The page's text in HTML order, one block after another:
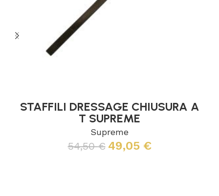
STAFFILI DRESSAGE CHIUSURA A
T SUPREME
Supreme
54,50€ 49,05 €